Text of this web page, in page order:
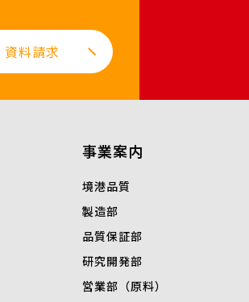
資料請求
事業案内
境港品質
製造部
品質保証部
研究開発部
営業部（原料）